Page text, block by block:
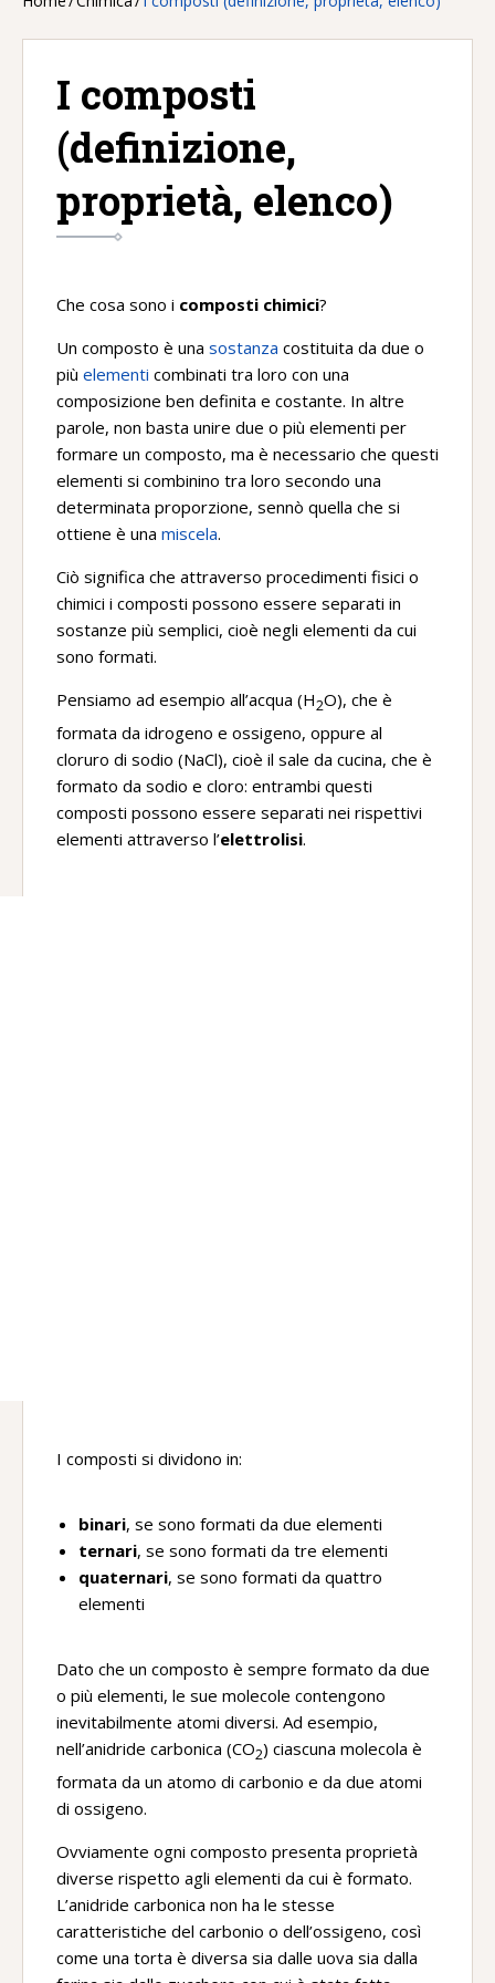
I composti
(definizione,
proprietà, elenco)
Che cosa sono i composti chimici?
Un composto è una sostanza costituita da due o
più elementi combinati tra loro con una
composizione ben definita e costante. In altre
parole, non basta unire due o più elementi per
formare un composto, ma è necessario che questi
elementi si combinino tra loro secondo una
determinata proporzione, sennò quella che si
ottiene è una miscela.
Ciò significa che attraverso procedimenti fisici o
chimici i composti possono essere separati in
sostanze più semplici, cioè negli elementi da cui
sono formati.
Pensiamo ad esempio all’acqua (H2O), che è
formata da idrogeno e ossigeno, oppure al
cloruro di sodio (NaCl), cioè il sale da cucina, che è
formato da sodio e cloro: entrambi questi
composti possono essere separati nei rispettivi
elementi attraverso l’elettrolisi.
I composti si dividono in:
binari, se sono formati da due elementi
ternari, se sono formati da tre elementi
quaternari, se sono formati da quattro
elementi
Dato che un composto è sempre formato da due
o più elementi, le sue molecole contengono
inevitabilmente atomi diversi. Ad esempio,
nell’anidride carbonica (CO2) ciascuna molecola è
formata da un atomo di carbonio e da due atomi
di ossigeno.
Ovviamente ogni composto presenta proprietà
diverse rispetto agli elementi da cui è formato.
L’anidride carbonica non ha le stesse
caratteristiche del carbonio o dell’ossigeno, così
come una torta è diversa sia dalle uova sia dalla